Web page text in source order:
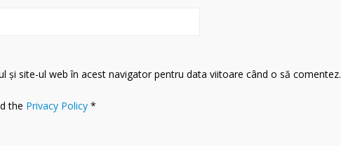
și site-ul web în acest navigator pentru data viitoare când o să comentez.
the Privacy Policy *